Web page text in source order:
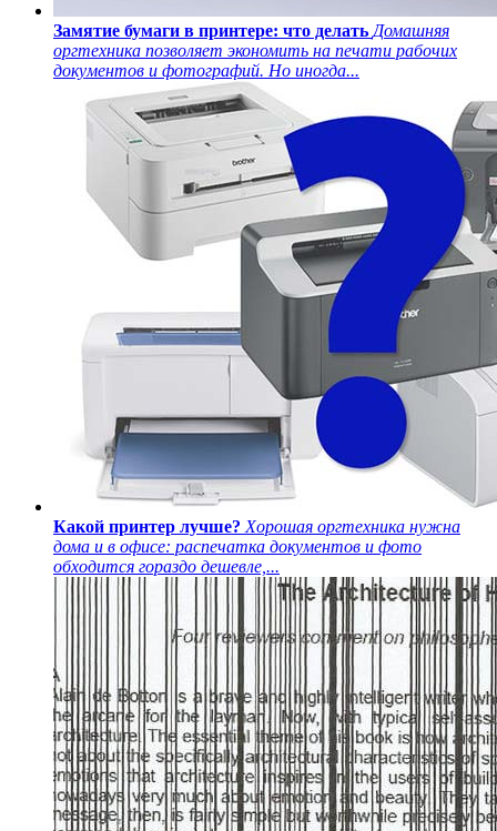
Замятие бумаги в принтере: что делать Домашняя
оргтехника позволяет экономить на печати рабочих
документов и фотографий. Но иногда...
Какой принтер лучше? Хорошая оргтехника нужна
дома и в офисе: распечатка документов и фото
обходится гораздо дешевле,...